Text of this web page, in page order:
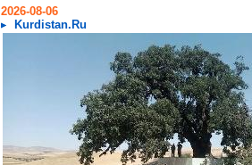
2026-08-06
Kurdistan.Ru